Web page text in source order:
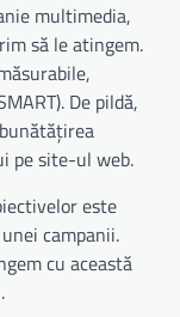
multimedia,
să le atingem.
De pildă,
pe site-ul web.
este
campanii.
cu această